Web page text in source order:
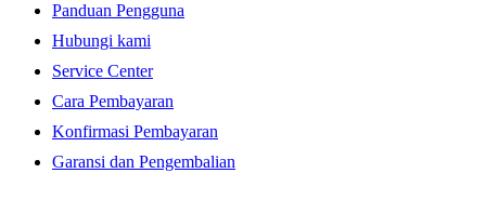
Panduan Pengguna
Hubungi kami
Service Center
Cara Pembayaran
Konfirmasi Pembayaran
Garansi dan Pengembalian